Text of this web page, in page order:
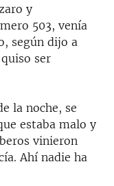
y
503, venía
según dijo a
ser
la noche, se
estaba malo y
vinieron
Ahí nadie ha